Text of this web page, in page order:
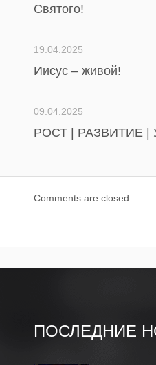
Святого!
19.04.2025
Иисус – живой!
09.04.2025
РОСТ | РАЗВИТИЕ
Comments are closed.
ПОСЛЕДНИЕ